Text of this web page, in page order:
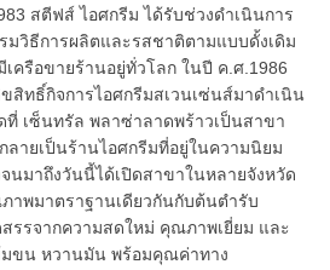
สตีฟส์ ไอศกรีม ได้รับช่วงดำเนินการ
วิธีการผลิตและรสชาติตามแบบดั้งเดิม
ครือขายร้านอยู่ทั่วโลก ในปี ค.ศ.1986
สิทธิ์กิจการไอศกรีมสเวนเซ่นส์มาดำเนิน
ที่ เซ็นทรัล พลาซ่าลาดพร้าวเป็นสาขา
ลายเป็นร้านไอศกรีมที่อยู่ในความนิยม
นมาถึงวันนี้ได้เปิดสาขาในหลายจังหวัด
าพมาตราฐานเดียวกันกับต้นตำรับ
รรจากความสดใหม่ คุณภาพเยี่ยม และ
มขน หวานมัน พร้อมคุณค่าทาง